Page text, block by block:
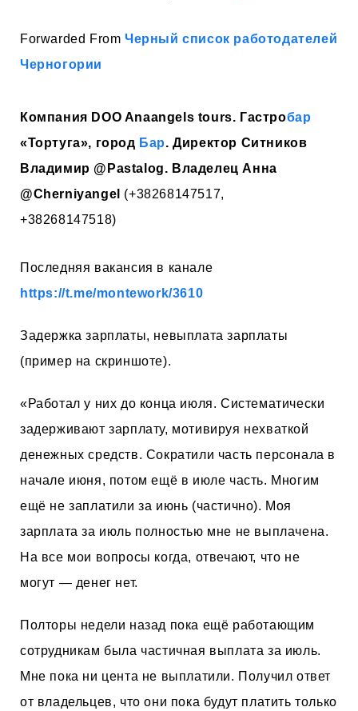
Forwarded From Черный список работодателей
Черногории
Компания DOO Anaangels tours. Гастробар
«Тортуга», город Бар. Директор Ситников
Владимир @Pastalog. Владелец Анна
@Cherniyangel (+38268147517,
+38268147518)
Последняя вакансия в канале
https://t.me/montework/3610
Задержка зарплаты, невыплата зарплаты
(пример на скриншоте).
«Работал у них до конца июля. Систематически
задерживают зарплату, мотивируя нехваткой
денежных средств. Сократили часть персонала в
начале июня, потом ещё в июле часть. Многим
ещё не заплатили за июнь (частично). Моя
зарплата за июль полностью мне не выплачена.
На все мои вопросы когда, отвечают, что не
могут — денег нет.
Полторы недели назад пока ещё работающим
сотрудникам была частичная выплата за июль.
Мне пока ни цента не выплатили. Получил ответ
от владельцев, что они пока будут платить только